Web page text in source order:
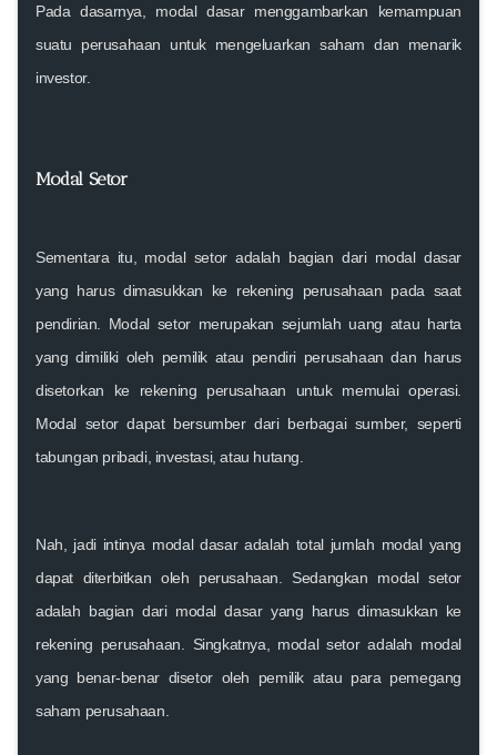
Pada dasarnya, modal dasar menggambarkan kemampuan
suatu perusahaan untuk mengeluarkan saham dan menarik
investor.
Modal Setor
Sementara itu, modal setor adalah bagian dari modal dasar
yang harus dimasukkan ke rekening perusahaan pada saat
pendirian. Modal setor merupakan sejumlah uang atau harta
yang dimiliki oleh pemilik atau pendiri perusahaan dan harus
disetorkan ke rekening perusahaan untuk memulai operasi.
Modal setor dapat bersumber dari berbagai sumber, seperti
tabungan pribadi, investasi, atau hutang.
Nah, jadi intinya modal dasar adalah total jumlah modal yang
dapat diterbitkan oleh perusahaan. Sedangkan modal setor
adalah bagian dari modal dasar yang harus dimasukkan ke
rekening perusahaan. Singkatnya, modal setor adalah modal
yang benar-benar disetor oleh pemilik atau para pemegang
saham perusahaan.